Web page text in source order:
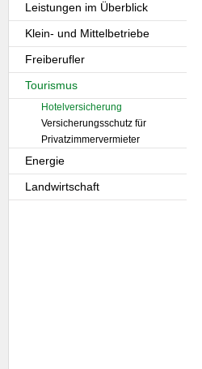
Leistungen im Überblick
Klein- und Mittelbetriebe
Freiberufler
Tourismus
Hotelversicherung
Versicherungsschutz für
Privatzimmervermieter
Energie
Landwirtschaft